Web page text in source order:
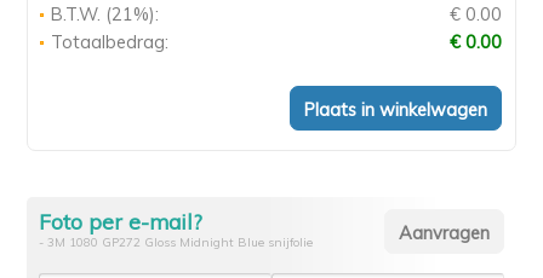
B.T.W. (21%):
€ 0.00
Totaalbedrag:
€ 0.00
Foto per e-mail?
- 3M 1080 GP272 Gloss Midnight Blue snijfolie